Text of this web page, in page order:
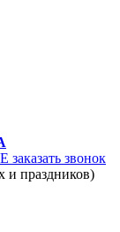
заказать звонок
и праздников)